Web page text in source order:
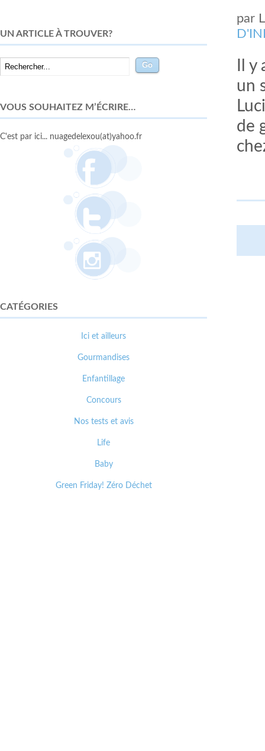
par
Il
un
de
UN ARTICLE À TROUVER?
VOUS SOUHAITEZ M’ÉCRIRE…
C'est par ici... nuagedelexou(at)yahoo.fr
CATÉGORIES
Ici et ailleurs
Gourmandises
Enfantillage
Concours
Nos tests et avis
Life
Baby
Green Friday! Zéro Déchet